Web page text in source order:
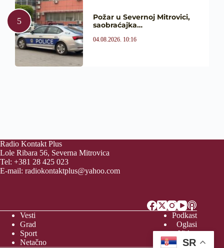
Požar u Severnoj Mitrovici,
saobraćajka…
04.08.2026. 10:16
Radio Kontakt Plus
Lole Ribara 56, Severna Mitrovica
Tel: +381 28 425 023
E-mail: radiokontaktplus@yahoo.com
Vesti
Grad
Sport
Netačno
Podkast
Oglasi
Video
Vreme
SR